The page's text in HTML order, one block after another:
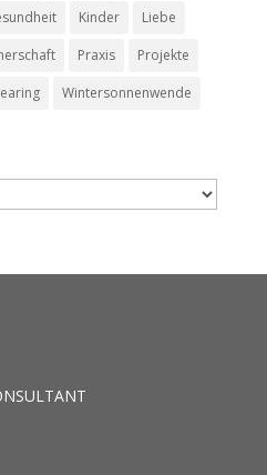
Kinder
Liebe
Praxis
Projekte
Wintersonnenwende